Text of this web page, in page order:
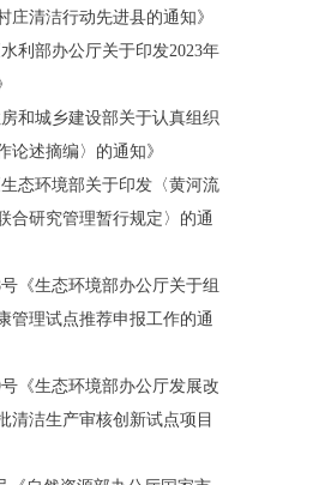
庄清洁行动先进县的通知》
利部办公厅关于印发2023年
和城乡建设部关于认真组织
论述摘编〉的通知》
态环境部关于印发〈黄河流
合研究管理暂行规定〉的通
《生态环境部办公厅关于组
管理试点推荐申报工作的通
《生态环境部办公厅发展改
清洁生产审核创新试点项目